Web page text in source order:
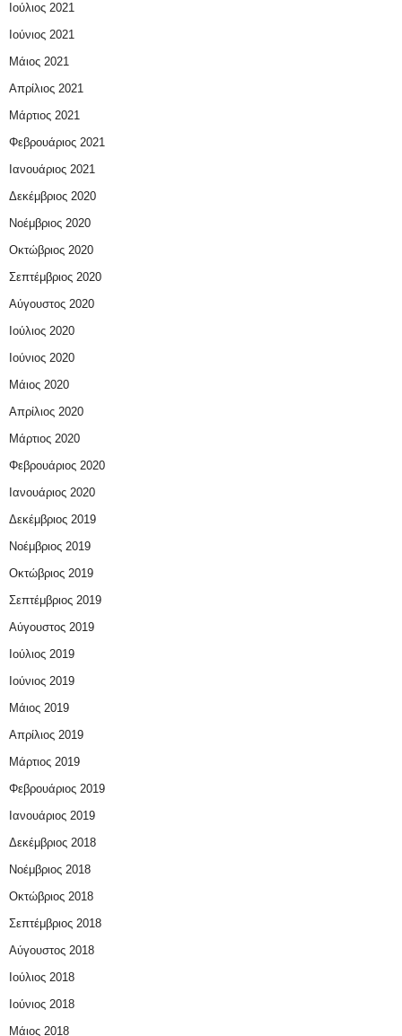
Ιούλιος 2021
Ιούνιος 2021
Μάιος 2021
Απρίλιος 2021
Μάρτιος 2021
Φεβρουάριος 2021
Ιανουάριος 2021
Δεκέμβριος 2020
Νοέμβριος 2020
Οκτώβριος 2020
Σεπτέμβριος 2020
Αύγουστος 2020
Ιούλιος 2020
Ιούνιος 2020
Μάιος 2020
Απρίλιος 2020
Μάρτιος 2020
Φεβρουάριος 2020
Ιανουάριος 2020
Δεκέμβριος 2019
Νοέμβριος 2019
Οκτώβριος 2019
Σεπτέμβριος 2019
Αύγουστος 2019
Ιούλιος 2019
Ιούνιος 2019
Μάιος 2019
Απρίλιος 2019
Μάρτιος 2019
Φεβρουάριος 2019
Ιανουάριος 2019
Δεκέμβριος 2018
Νοέμβριος 2018
Οκτώβριος 2018
Σεπτέμβριος 2018
Αύγουστος 2018
Ιούλιος 2018
Ιούνιος 2018
Μάιος 2018